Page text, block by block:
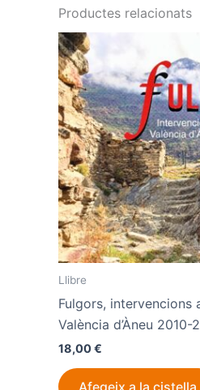
Productes relacionats
Llibre
Fulgors, intervencions
València d’Àneu 2010-
18,00€
Afegeix a la cistella